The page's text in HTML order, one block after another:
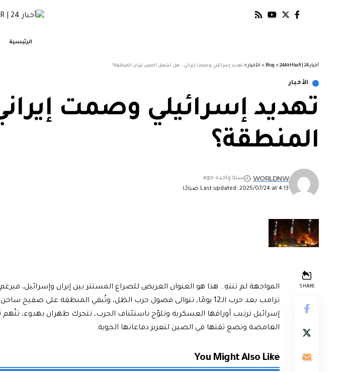
الرئيسية
أخبار 24 | 24AkHbaR >
Blog
> الأخبار > تهديد إسرائيلي وصمت إيراني.. هل تشعل الصين نيران المنطقة؟
الأخبار
تهديد إسرائيلي وصمت
المنطقة؟
Last updated: 2025/07/24 at 4:13 صباحًا
WORLDNW
سنة واحدة ago
SHARE
المواجهة لم تنتهِ.. هذا هو العنوان العريض للصراع المستتر بين إيران وإسرائيل، فبرغم
ترامب بعد حرب الـ12 يومًا، تتوالى فصول حرب الظل، وتُبقي المنطقة على
إسرائيل ترتيب أوراقها العسكرية وتلوّح باستئناف الحرب، تتحرك طهران بهدوء، تتّهم
الغامضة وتضع ثقتها في الصين لتعزيز دفاعاتها الجوية.
You Might Also Like